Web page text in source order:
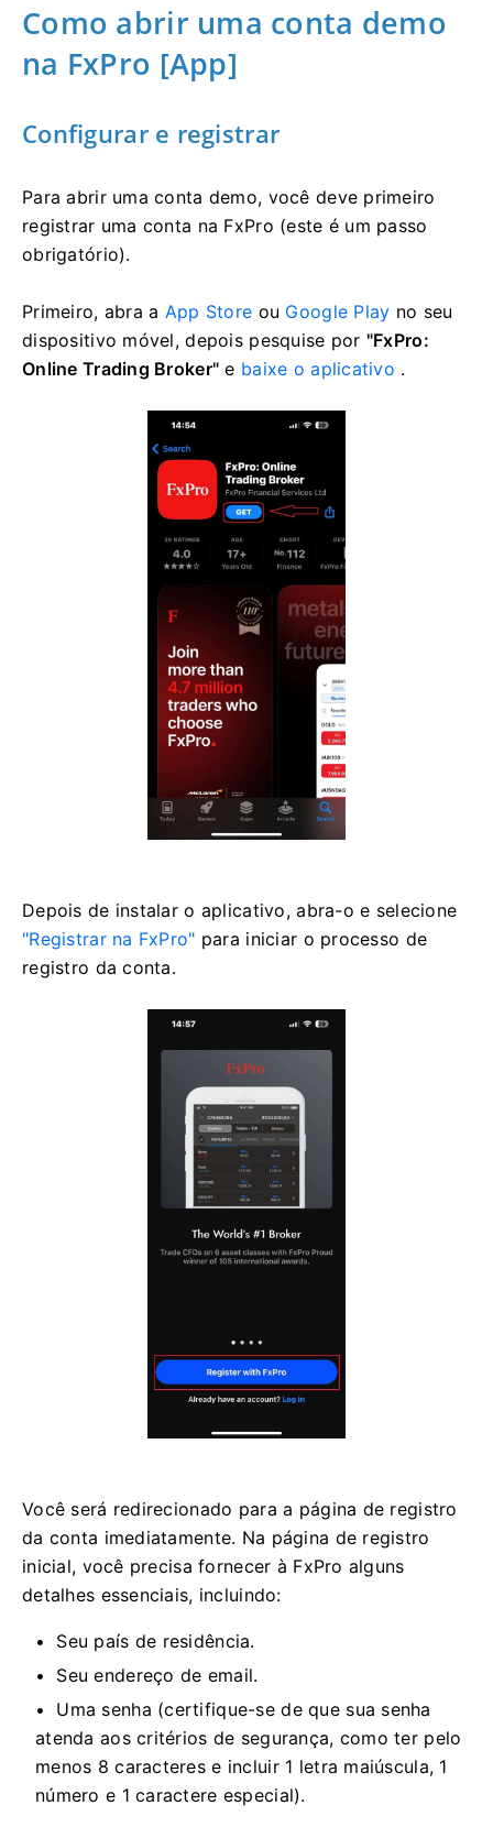
Como abrir uma conta demo
na FxPro [App]
Configurar e registrar
Para abrir uma conta demo, você deve primeiro
registrar uma conta na FxPro (este é um passo
obrigatório).
Primeiro, abra a App Store ou Google Play no seu
dispositivo móvel, depois pesquise por "FxPro:
Online Trading Broker" e baixe o aplicativo .
Depois de instalar o aplicativo, abra-o e selecione
"Registrar na FxPro" para iniciar o processo de
registro da conta.
Você será redirecionado para a página de registro
da conta imediatamente. Na página de registro
inicial, você precisa fornecer à FxPro alguns
detalhes essenciais, incluindo:
Seu país de residência.
Seu endereço de email.
Uma senha (certifique-se de que sua senha
atenda aos critérios de segurança, como ter pelo
menos 8 caracteres e incluir 1 letra maiúscula, 1
número e 1 caractere especial).